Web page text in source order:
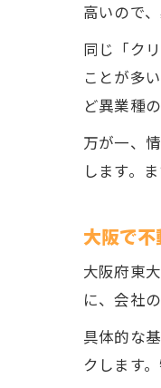
高いので
同じ「ク
ことが多
ど異業種
万が一、
します。
大阪で
大阪府東
に、会社
具体的な
クします